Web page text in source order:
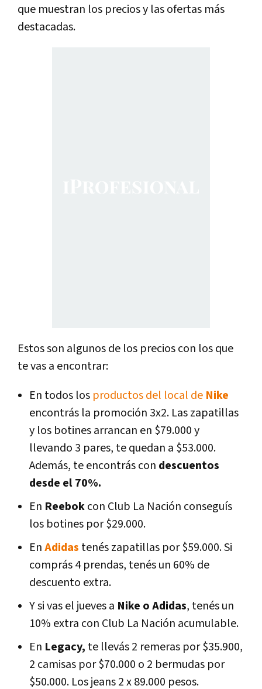
que muestran los precios y las ofertas más
destacadas.
Estos son algunos de los precios con los que
te vas a encontrar:
En todos los productos del local de Nike
encontrás la promoción 3x2. Las zapatillas
y los botines arrancan en $79.000 y
llevando 3 pares, te quedan a $53.000.
Además, te encontrás con descuentos
desde el 70%.
En Reebokcon Club La Nación conseguís
los botines por $29.000.
EnAdidas tenés zapatillas por $59.000. Si
comprás 4 prendas, tenés un 60% de
descuento extra.
Y si vas el jueves a Nike o Adidas, tenés un
10% extra con Club La Nación acumulable.
En Legacy, te llevás 2 remeras por $35.900,
2 camisas por $70.000 o 2 bermudas por
$50.000. Los jeans 2 x 89.000 pesos.